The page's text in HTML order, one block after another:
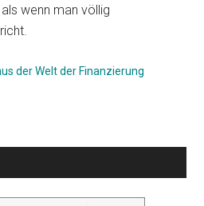
wenn man völlig
der Welt der Finanzierung